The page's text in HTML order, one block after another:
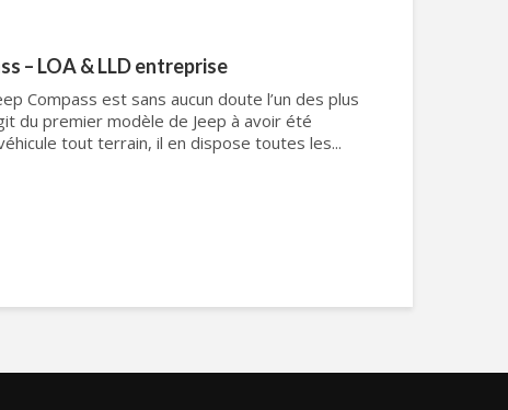
– LOA & LLD entreprise
Compass est sans aucun doute l’un des plus
du premier modèle de Jeep à avoir été
tout terrain, il en dispose toutes les...